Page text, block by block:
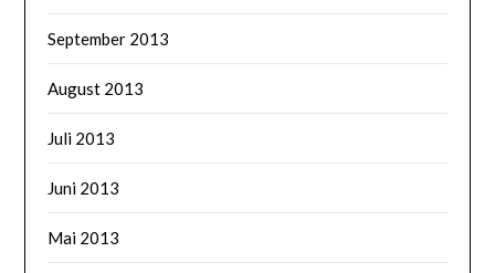
September 2013
August 2013
Juli 2013
Juni 2013
Mai 2013